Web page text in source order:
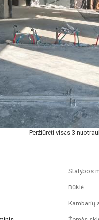
Peržiūrėti visas 3
Statybos
Būklė:
Kambarių